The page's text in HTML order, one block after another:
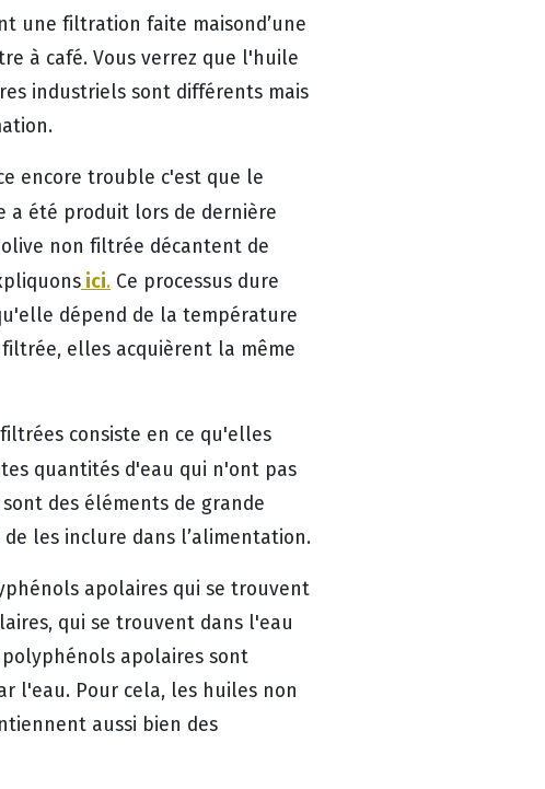
une filtration faite maisond’une
à café. Vous verrez que l'huile
industriels sont différents mais
encore trouble c'est que le
a été produit lors de dernière
non filtrée décantent de
ici. Ce processus dure
dépend de la température
elles acquièrent la même
consiste en ce qu'elles
quantités d'eau qui n'ont pas
des éléments de grande
les inclure dans l’alimentation.
apolaires qui se trouvent
qui se trouvent dans l'eau
apolaires sont
l'eau. Pour cela, les huiles non
aussi bien des